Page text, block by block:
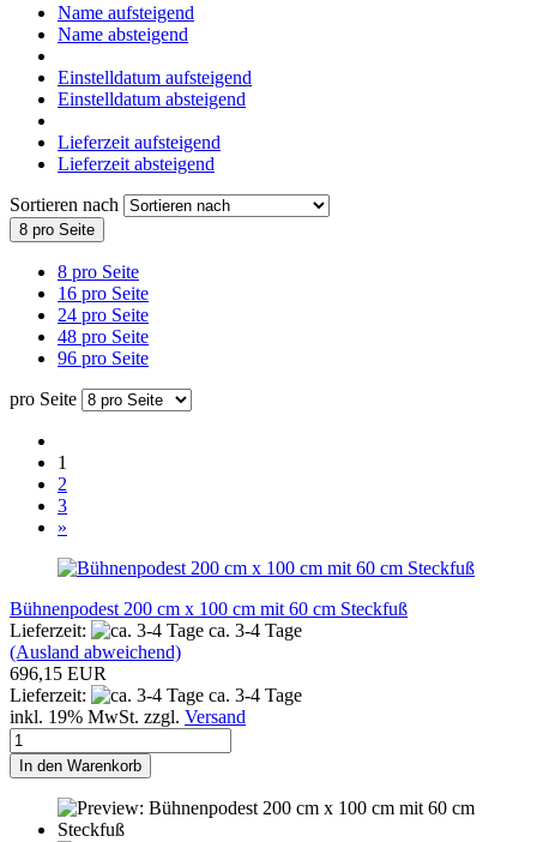
Name aufsteigend
Name absteigend
Einstelldatum aufsteigend
Einstelldatum absteigend
Lieferzeit aufsteigend
Lieferzeit absteigend
Sortieren nach
8 pro Seite
8 pro Seite
16 pro Seite
24 pro Seite
48 pro Seite
96 pro Seite
pro Seite
1
2
3
»
Bühnenpodest 200 cm x 100 cm mit 60 cm Steckfuß
Lieferzeit:
ca. 3-4 Tage
(Ausland abweichend)
696,15 EUR
Lieferzeit:
ca. 3-4 Tage
inkl. 19% MwSt. zzgl. Versand
In den Warenkorb